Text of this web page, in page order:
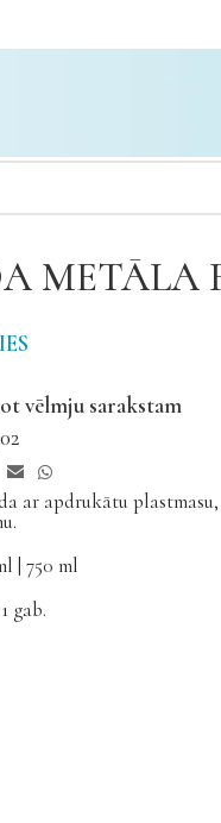
METĀLA
vēlmju sarakstam
ar apdrukātu
| 750 ml
gab.